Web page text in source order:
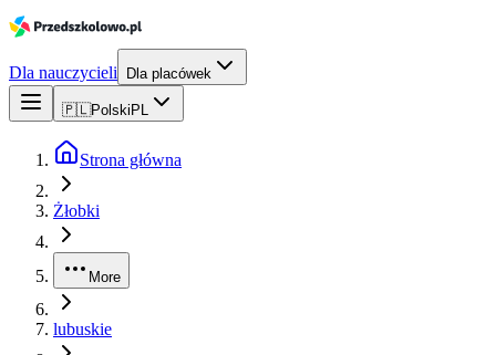
Dla nauczycieli Dla placówek
🇵🇱Polski PL
Strona główna
Żłobki
More
lubuskie